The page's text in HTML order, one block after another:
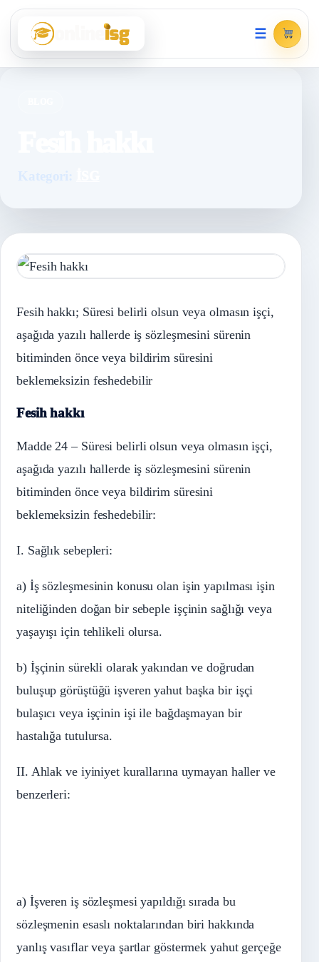
☰
Kategori:
Fesih hakkı; Süresi belirli olsun veya olmasın işçi,
aşağıda yazılı hallerde iş sözleşmesini sürenin
bitiminden önce veya bildirim süresini
beklemeksizin feshedebilir
Fesih hakkı
Madde 24 – Süresi belirli olsun veya olmasın işçi,
aşağıda yazılı hallerde iş sözleşmesini sürenin
bitiminden önce veya bildirim süresini
beklemeksizin feshedebilir:
I. Sağlık sebepleri:
a) İş sözleşmesinin konusu olan işin yapılması işin
niteliğinden doğan bir sebeple işçinin sağlığı veya
yaşayışı için tehlikeli olursa.
b) İşçinin sürekli olarak yakından ve doğrudan
buluşup görüştüğü işveren yahut başka bir işçi
bulaşıcı veya işçinin işi ile bağdaşmayan bir
hastalığa tutulursa.
II. Ahlak ve iyiniyet kurallarına uymayan haller ve
benzerleri:
a) İşveren iş sözleşmesi yapıldığı sırada bu
sözleşmenin esaslı noktalarından biri hakkında
yanlış vasıflar veya şartlar göstermek yahut gerçeğe